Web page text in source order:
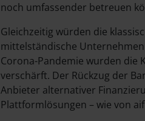
noch umfassender betreuen
Gleichzeitig würden die
mittelständische
Corona-Pandemie wurden die
verschärft. Der Rückzug der
Anbieter alternativer
Plattformlösungen – wie von